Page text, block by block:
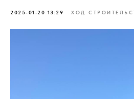
2025-01-20 13:29 ХОД